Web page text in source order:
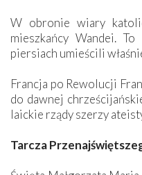
W obronie wiary
mieszkańcy Wandei.
piersiach umieścili
Francja po Rewolucji
do dawnej
laickie rządy szerzy
Tarcza